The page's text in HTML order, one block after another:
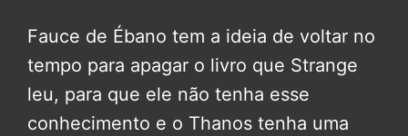
Fauce de Ébano tem a ideia de voltar no
tempo para apagar o livro que Strange
leu, para que ele não tenha esse
conhecimento e o Thanos tenha uma